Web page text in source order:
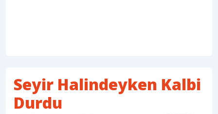
Seyir Halindeyken Kalbi
Durdu